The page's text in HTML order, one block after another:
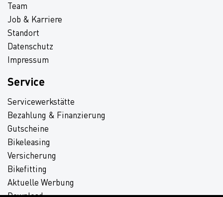
Team
Job & Karriere
Standort
Datenschutz
Impressum
Service
Servicewerkstätte
Bezahlung & Finanzierung
Gutscheine
Bikeleasing
Versicherung
Bikefitting
Aktuelle Werbung